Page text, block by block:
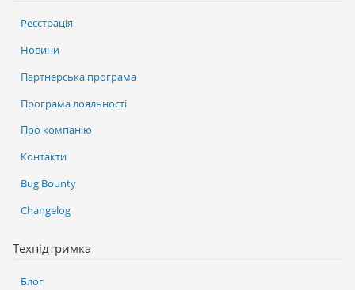
Реєстрація
Новини
Партнерська програма
Програма лояльності
Про компанію
Контакти
Bug Bounty
Changelog
Техпідтримка
Блог